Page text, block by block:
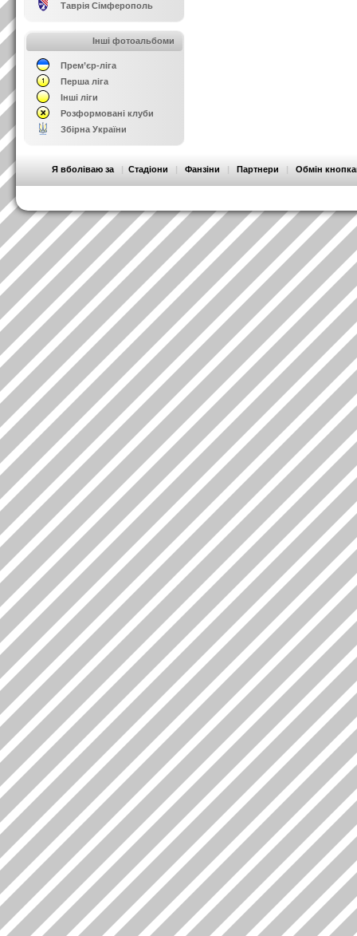
Таврія Сімферополь
Інші фотоальбоми
Прем’єр-ліга
Перша ліга
Інші ліги
Розформовані клуби
Збірна України
Я вболіваю за | Стадіони | Фанзіни | Партнери | Обмін